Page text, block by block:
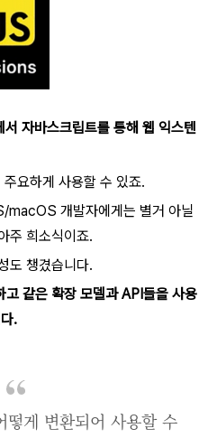
자바스크립트를 통해 웹 익스텐
요하게 사용할 수 있죠.
개발자에게는 별거 아닐
주 희소식이죠.
도 챙겼습니다.
고 같은 확장 모델과 API들을 사용
.
떻게 변환되어 사용할 수